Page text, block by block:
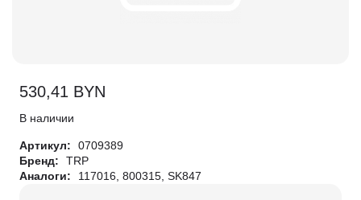
530,41 BYN
В наличии
Артикул:
0709389
Бренд:
TRP
Аналоги:
117016, 800315, SK847